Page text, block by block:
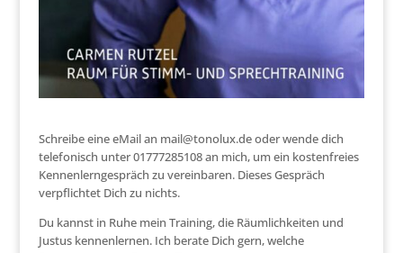
Schreibe eine eMail an mail@tonolux.de oder wende dich
telefonisch unter 01777285108 an mich, um ein kostenfreies
Kennenlerngespräch zu vereinbaren. Dieses Gespräch
verpflichtet Dich zu nichts.
Du kannst in Ruhe mein Training, die Räumlichkeiten und
Justus kennenlernen. Ich berate Dich gern, welche